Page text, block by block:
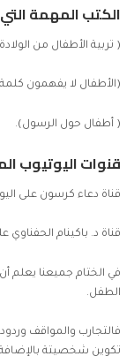
الكتب المهمة
( تربية الأطفال من
(الأطفال لا يفهمون كلمة
( أطفال حول الرسول).
قنوات اليوتيوب
قناة دعاء كرسون على
قناة د. باكينام الحفناوي
في الختام جميعنا يعلم
الطفل.
فالتجارب والمواقف
تكوين شخصيتة بالإضافة